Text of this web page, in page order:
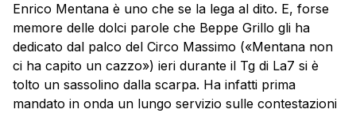
Enrico Mentana è uno che se la lega al dito. E, forse
memore delle dolci parole che Beppe Grillo gli ha
dedicato dal palco del Circo Massimo («Mentana non
ci ha capito un cazzo») ieri durante il Tg di La7 si è
tolto un sassolino dalla scarpa. Ha infatti prima
mandato in onda un lungo servizio sulle contestazioni